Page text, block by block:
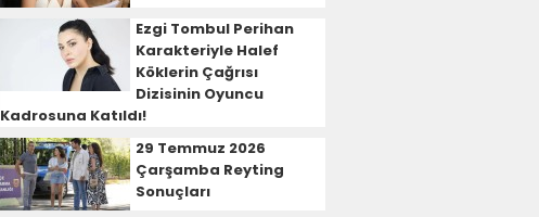
Ezgi Tombul Perihan
Karakteriyle Halef
Köklerin Çağrısı
Dizisinin Oyuncu
Kadrosuna Katıldı!
29 Temmuz 2026
Çarşamba Reyting
Sonuçları